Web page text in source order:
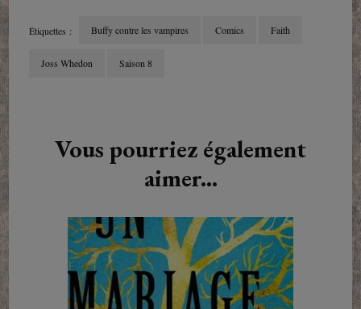
Étiquettes : Buffy contre les vampires Comics Faith
Joss Whedon Saison 8
Vous pourriez également
aimer...